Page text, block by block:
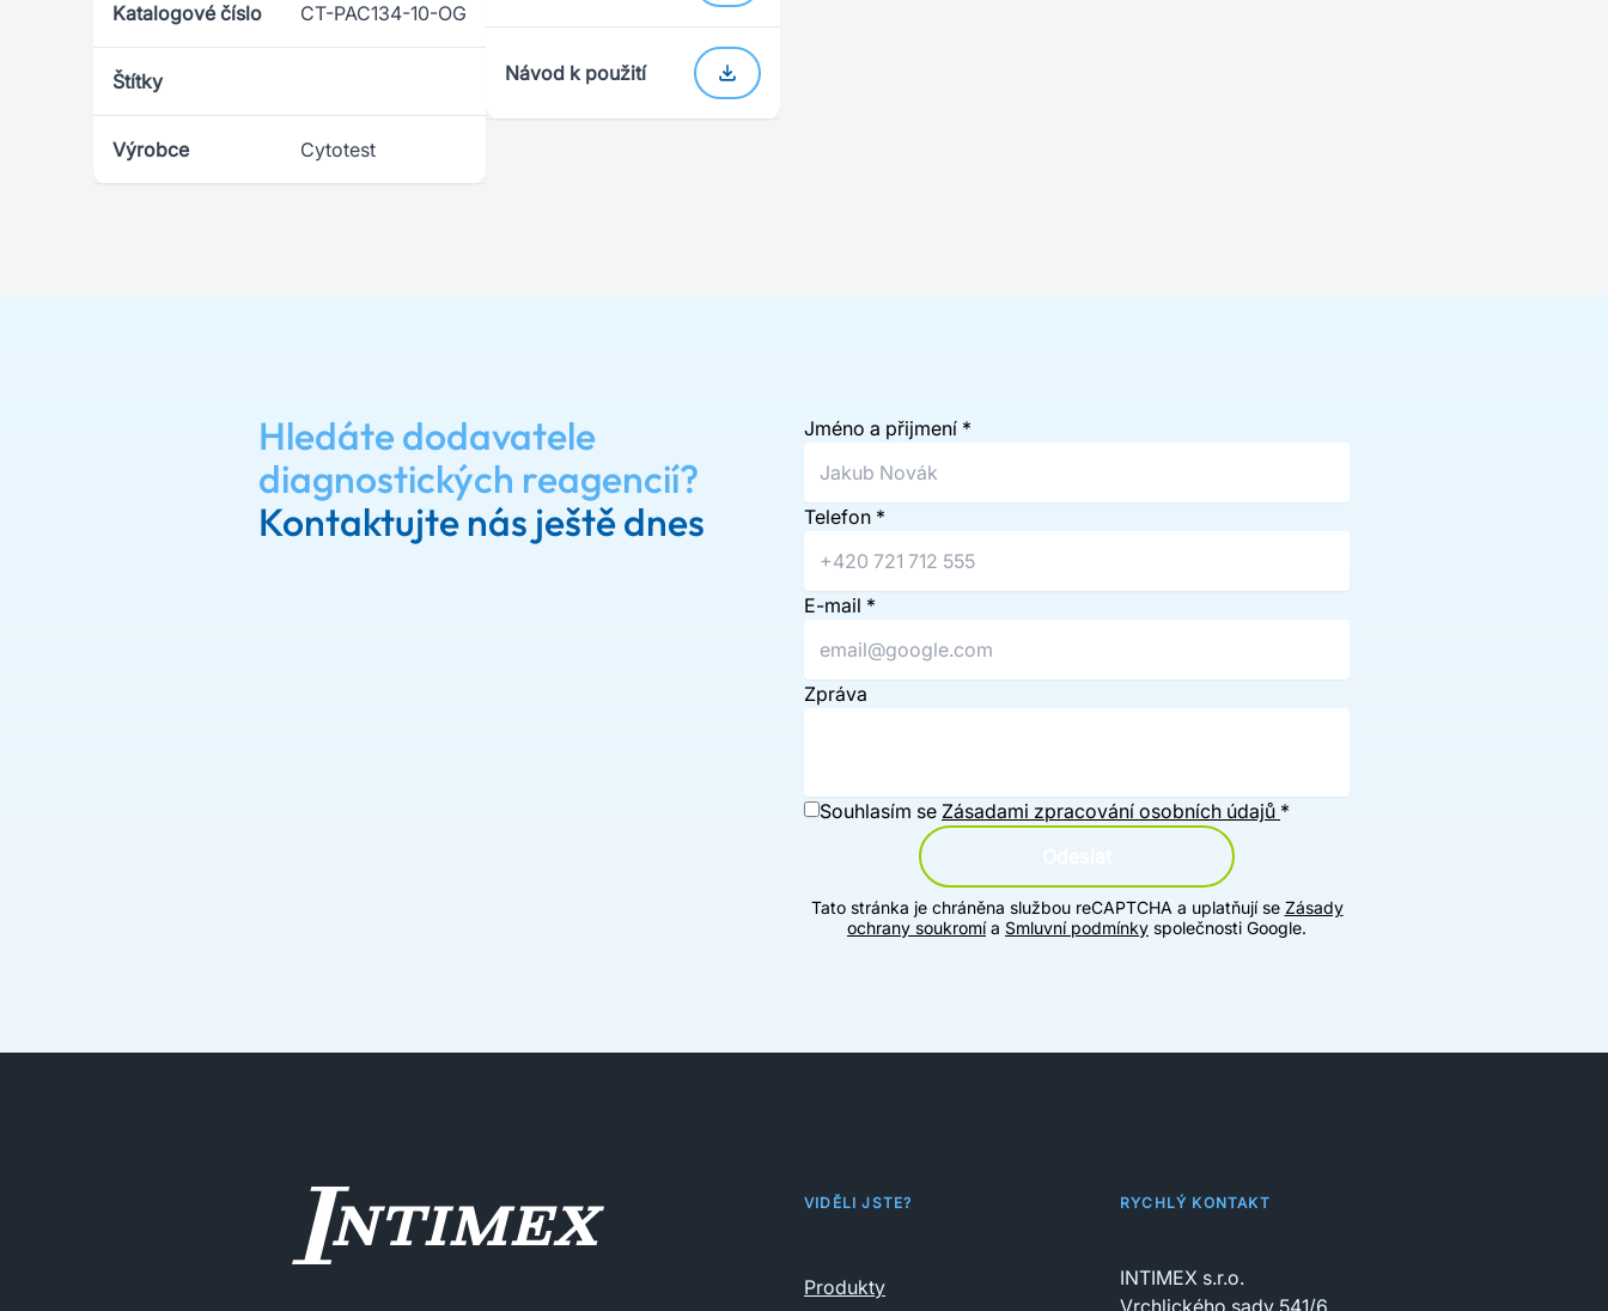
Katalogové číslo CT-PAC134-10-OG
Štítky
Výrobce Cytotest
Návod k použití
Hledáte dodavatele
diagnostických reagencií?
Kontaktujte nás ještě dnes
Jméno a přijmení *
Telefon *
E-mail *
Zpráva
Souhlasím se Zásadami zpracování osobních údajů *
Tato stránka je chráněna službou reCAPTCHA a uplatňují se Zásady
ochrany soukromía Smluvní podmínky společnosti Google.
VIDĚLI JSTE?
Produkty
RYCHLÝ KONTAKT
INTIMEX s.r.o.
Vrchlického sady 541/6